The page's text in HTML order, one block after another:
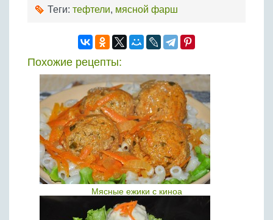
Теги: тефтели, мясной фарш
Похожие рецепты:
Мясные ежики с киноа